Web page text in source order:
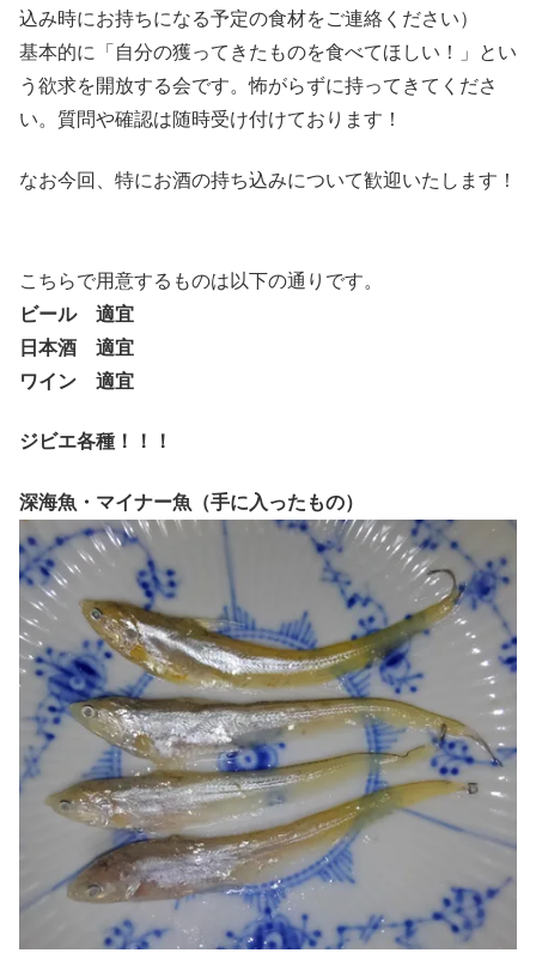
込み時にお持ちになる予定の食材をご連絡ください）
基本的に「自分の獲ってきたものを食べてほしい！」とい
う欲求を開放する会です。怖がらずに持ってきてくださ
い。質問や確認は随時受け付けております！
なお今回、特にお酒の持ち込みについて歓迎いたします！
こちらで用意するものは以下の通りです。
ビール 適宜
日本酒 適宜
ワイン 適宜
ジビエ各種！！！
深海魚・マイナー魚（手に入ったもの）